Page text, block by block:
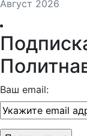
Август 2026
Ваш email: